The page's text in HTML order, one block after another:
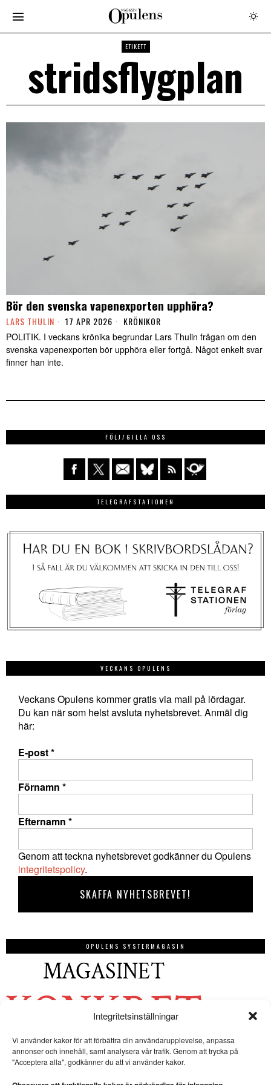
Integritetsinställningar
Vi använder kakor för att förbättra din användarupplevelse, anpassa
annonser och innehåll, samt analysera vår trafik. Genom att trycka på
"Acceptera alla", godkänner du att vi använder kakor.
ETIKETT
stridsflygplan
Bör den svenska vapenexporten upphöra?
LARS THULIN 17 APR 2026 KRÖNIKOR
POLITIK. I veckans krönika begrundar Lars Thulin frågan om den
svenska vapenexporten bör upphöra eller fortgå. Något enkelt svar
finner han inte.
FÖLJ/GILLA OSS
TELEGRAFSTATIONEN
VECKANS OPULENS
Veckans Opulens kommer gratis via mail på lördagar.
Du kan när som helst avsluta nyhetsbrevet. Anmäl dig
här:
E-post*
Förnamn *
Efternamn *
Genom att teckna nyhetsbrevet godkänner du Opulens
integritetspolicy.
OPULENS SYSTERMAGASIN